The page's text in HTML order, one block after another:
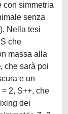
con simmetria
senza
Nella tesi
che
massa alla
che sarà poi
e un
2, S++, che
dei